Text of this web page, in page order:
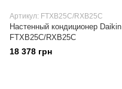
Артикул: FTXB25C/RXB25C
Настенный кондиционер Daikin
FTXB25C/RXB25C
18 378 грн